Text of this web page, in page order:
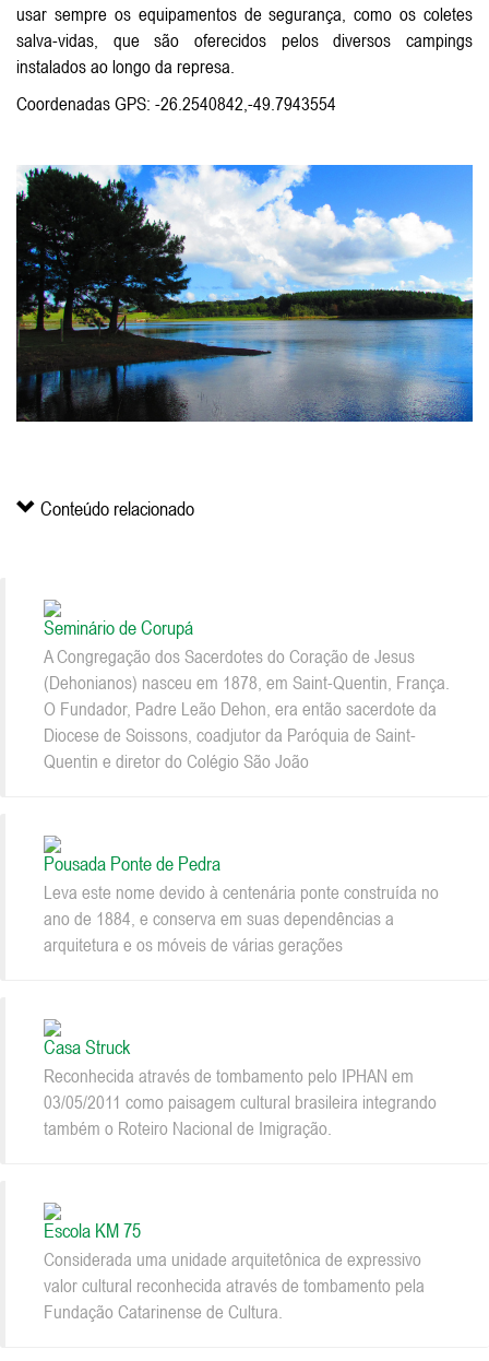
usar sempre os equipamentos de segurança, como os coletes
salva-vidas, que são oferecidos pelos diversos campings
instalados ao longo da represa.
Coordenadas GPS: -26.2540842,-49.7943554
Conteúdo relacionado
Seminário de Corupá
A Congregação dos Sacerdotes do Coração de Jesus
(Dehonianos) nasceu em 1878, em Saint-Quentin, França.
O Fundador, Padre Leão Dehon, era então sacerdote da
Diocese de Soissons, coadjutor da Paróquia de Saint-
Quentin e diretor do Colégio São João
Pousada Ponte de Pedra
Leva este nome devido à centenária ponte construída no
ano de 1884, e conserva em suas dependências a
arquitetura e os móveis de várias gerações
Casa Struck
Reconhecida através de tombamento pelo IPHAN em
03/05/2011 como paisagem cultural brasileira integrando
também o Roteiro Nacional de Imigração.
Escola KM 75
Considerada uma unidade arquitetônica de expressivo
valor cultural reconhecida através de tombamento pela
Fundação Catarinense de Cultura.